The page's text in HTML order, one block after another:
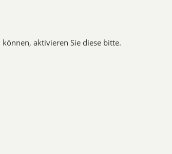
aktivieren Sie diese bitte.